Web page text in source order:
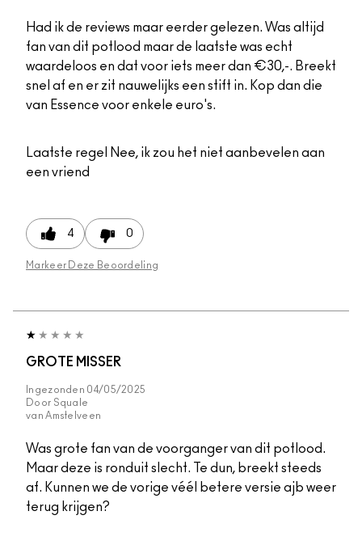
Had ik de reviews maar eerder gelezen. Was altijd
fan van dit potlood maar de laatste was echt
waardeloos en dat voor iets meer dan €30,-. Breekt
snel af en er zit nauwelijks een stift in. Kop dan die
van Essence voor enkele euro's.
Laatste regel
Nee, ik zou het niet aanbevelen aan
een vriend
4 0
Markeer Deze Beoordeling
GROTE MISSER
Ingezonden 04/05/2025
Door Squale
van Amstelveen
Was grote fan van de voorganger van dit potlood.
Maar deze is ronduit slecht. Te dun, breekt steeds
af. Kunnen we de vorige véél betere versie ajb weer
terug krijgen?